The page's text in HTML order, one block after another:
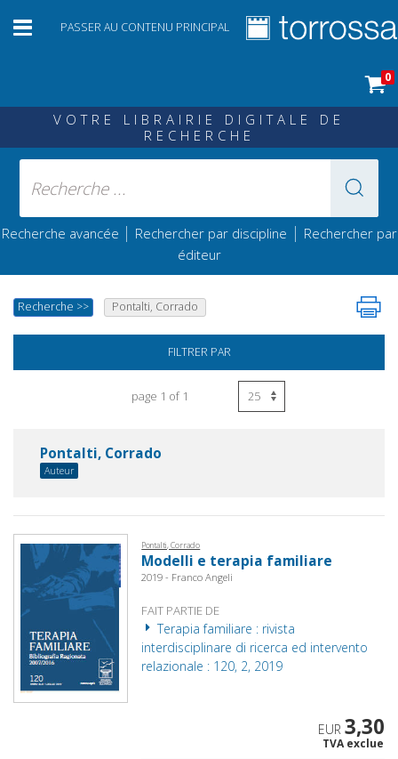
PASSER AU CONTENU PRINCIPAL
0
VOTRE LIBRAIRIE DIGITALE DE
RECHERCHE
Recherche avancée | Rechercher par discipline | Rechercher par
éditeur
Recherche >> Pontalti, Corrado
FILTRER PAR
page 1 of 1
Pontalti, Corrado
Auteur
Pontalti, Corrado
Modelli e terapia familiare
2019 - Franco Angeli
FAIT PARTIE DE
Terapia familiare : rivista
interdisciplinare di ricerca ed intervento
relazionale : 120, 2, 2019
EUR 3,30
TVA exclue